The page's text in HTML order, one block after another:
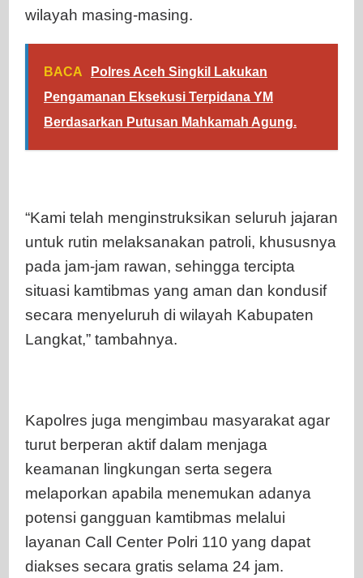
wilayah masing-masing.
BACA
Polres Aceh Singkil Lakukan
Pengamanan Eksekusi Terpidana YM
Berdasarkan Putusan Mahkamah Agung.
“Kami telah menginstruksikan seluruh jajaran
untuk rutin melaksanakan patroli, khususnya
pada jam-jam rawan, sehingga tercipta
situasi kamtibmas yang aman dan kondusif
secara menyeluruh di wilayah Kabupaten
Langkat,” tambahnya.
Kapolres juga mengimbau masyarakat agar
turut berperan aktif dalam menjaga
keamanan lingkungan serta segera
melaporkan apabila menemukan adanya
potensi gangguan kamtibmas melalui
layanan Call Center Polri 110 yang dapat
diakses secara gratis selama 24 jam.